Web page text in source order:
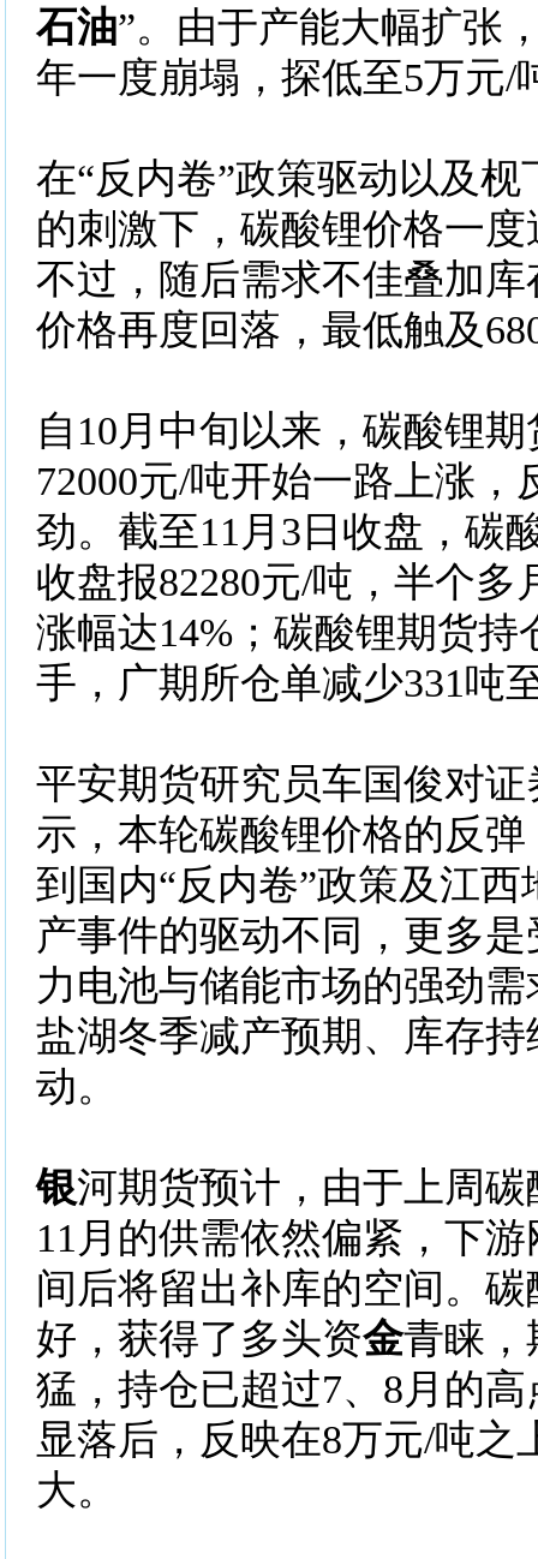
石油”。由于产能大幅扩张
年一度崩塌，探低至5万元/
在“反内卷”政策驱动以及
的刺激下，碳酸锂价格一
不过，随后需求不佳叠加
价格再度回落，最低触及
自10月中旬以来，碳酸锂
72000元/吨开始一路上涨，
劲。截至11月3日收盘，碳
收盘报82280元/吨，半个多
涨幅达14%；碳酸锂期货持
手，广期所仓单减少331吨
平安期货研究员车国俊对
示，本轮碳酸锂价格的反
到国内“反内卷”政策及江
产事件的驱动不同，更多
力电池与储能市场的强劲
盐湖冬季减产预期、库存
动。
银河期货预计，由于上周
11月的供需依然偏紧，下
间后将留出补库的空间。
好，获得了多头资金青睐，
猛，持仓已超过7、8月的
显落后，反映在8万元/吨之
大。